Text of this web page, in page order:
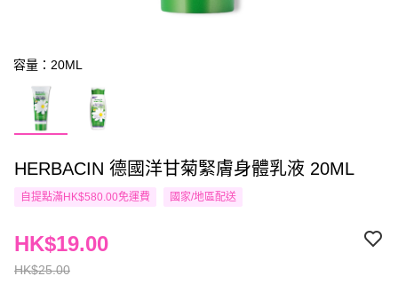
容量：20ML
HERBACIN 德國洋甘菊緊膚身體乳液 20ML
自提點滿HK$580.00免運費 國家/地區配送
HK$25.00
HK$19.00